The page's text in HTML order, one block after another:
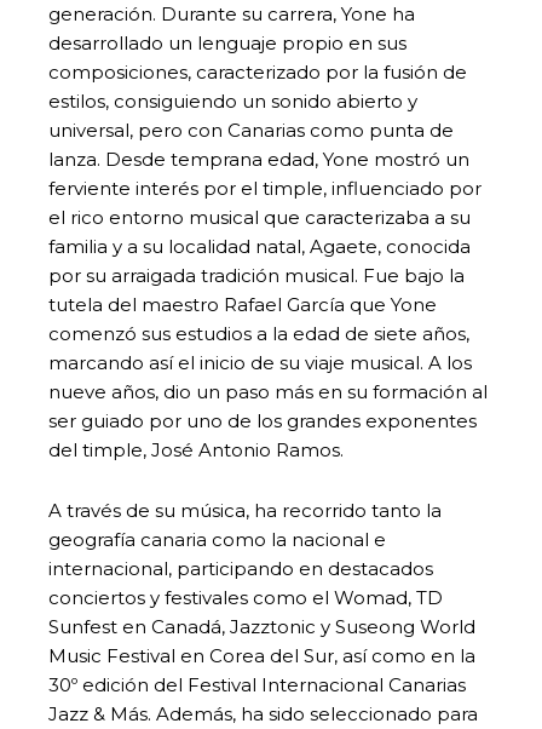
generación. Durante su carrera, Yone ha
desarrollado un lenguaje propio en sus
composiciones, caracterizado por la fusión de
estilos, consiguiendo un sonido abierto y
universal, pero con Canarias como punta de
lanza. Desde temprana edad, Yone mostró un
ferviente interés por el timple, influenciado por
el rico entorno musical que caracterizaba a su
familia y a su localidad natal, Agaete, conocida
por su arraigada tradición musical. Fue bajo la
tutela del maestro Rafael García que Yone
comenzó sus estudios a la edad de siete años,
marcando así el inicio de su viaje musical. A los
nueve años, dio un paso más en su formación al
ser guiado por uno de los grandes exponentes
del timple, José Antonio Ramos.
A través de su música, ha recorrido tanto la
geografía canaria como la nacional e
internacional, participando en destacados
conciertos y festivales como el Womad, TD
Sunfest en Canadá, Jazztonic y Suseong World
Music Festival en Corea del Sur, así como en la
30º edición del Festival Internacional Canarias
Jazz & Más. Además, ha sido seleccionado para